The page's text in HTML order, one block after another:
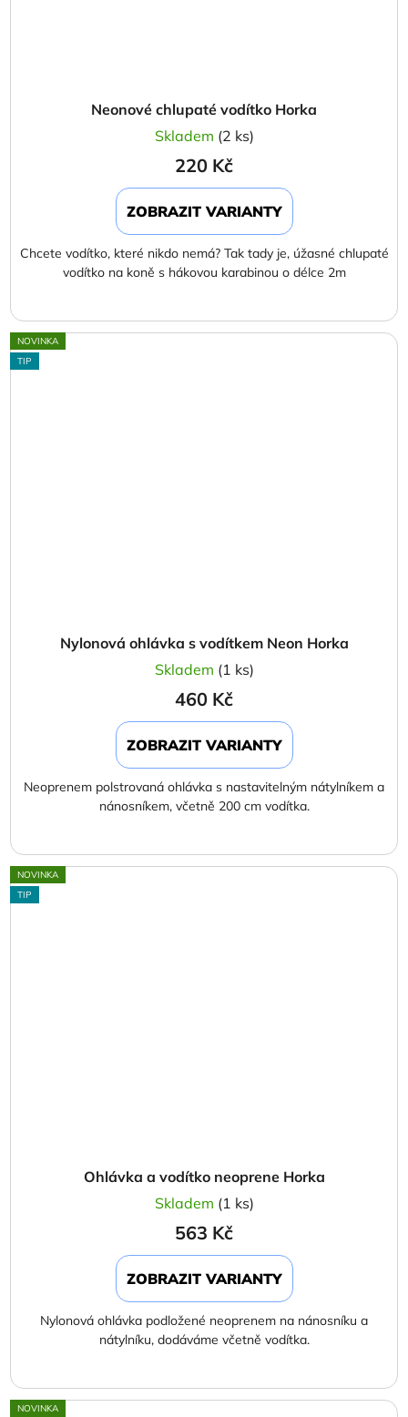
Neonové chlupaté vodítko Horka
Skladem (2 ks)
220 Kč
ZOBRAZIT VARIANTY
Chcete vodítko, které nikdo nemá? Tak tady je, úžasné chlupaté
vodítko na koně s hákovou karabinou o délce 2m
NOVINKA
TIP
Nylonová ohlávka s vodítkem Neon Horka
Skladem (1 ks)
460 Kč
ZOBRAZIT VARIANTY
Neoprenem polstrovaná ohlávka s nastavitelným nátylníkem a
nánosníkem, včetně 200 cm vodítka.
NOVINKA
TIP
Ohlávka a vodítko neoprene Horka
Skladem (1 ks)
563 Kč
ZOBRAZIT VARIANTY
Nylonová ohlávka podložené neoprenem na nánosníku a
nátylníku, dodáváme včetně vodítka.
NOVINKA